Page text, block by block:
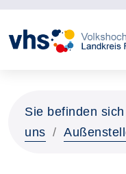
Sie befinden
uns